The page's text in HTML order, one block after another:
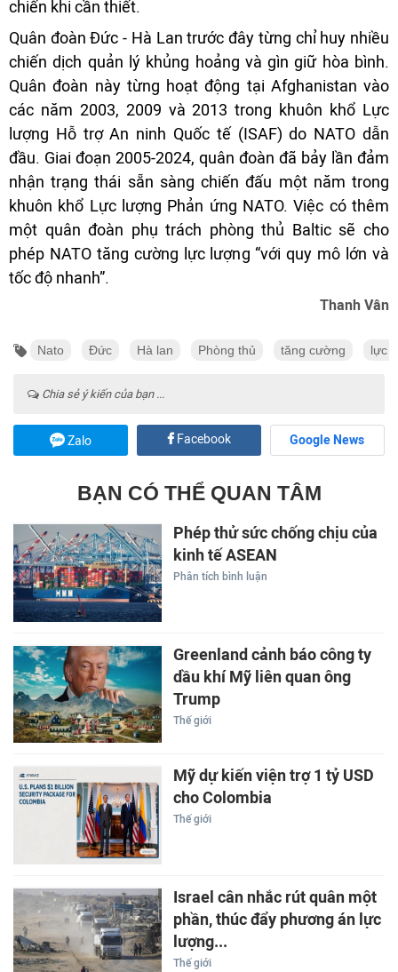
chiến khi cần thiết.
Quân đoàn Đức - Hà Lan trước đây từng chỉ huy nhiều
chiến dịch quản lý khủng hoảng và gìn giữ hòa bình.
Quân đoàn này từng hoạt động tại Afghanistan vào
các năm 2003, 2009 và 2013 trong khuôn khổ Lực
lượng Hỗ trợ An ninh Quốc tế (ISAF) do NATO dẫn
đầu. Giai đoạn 2005-2024, quân đoàn đã bảy lần đảm
nhận trạng thái sẵn sàng chiến đấu một năm trong
khuôn khổ Lực lượng Phản ứng NATO. Việc có thêm
một quân đoàn phụ trách phòng thủ Baltic sẽ cho
phép NATO tăng cường lực lượng “với quy mô lớn và
tốc độ nhanh”.
Thanh Vân
Nato Đức Hà lan Phòng thủ tăng cường lực
Chia sẻ ý kiến của bạn ...
Zalo Facebook Google News
BẠN CÓ THỂ QUAN TÂM
Phép thử sức chống chịu của
kinh tế ASEAN
Phân tích bình luận
Greenland cảnh báo công ty
dầu khí Mỹ liên quan ông
Trump
Thế giới
Mỹ dự kiến viện trợ 1 tỷ USD
cho Colombia
Thế giới
Israel cân nhắc rút quân một
phần, thúc đẩy phương án lực
lượng...
Thế giới